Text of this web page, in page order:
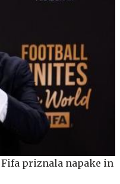
priznala napake in